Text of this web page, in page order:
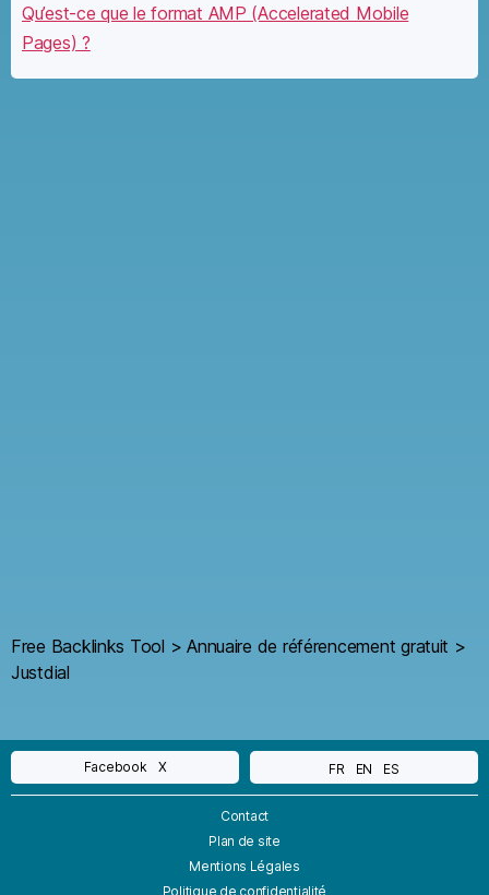
Qu’est-ce que le format AMP (Accelerated Mobile
Pages) ?
Free Backlinks Tool >Annuaire de référencement gratuit >
Justdial
Facebook X FR EN ES
Contact
Plan de site
Mentions Légales
Politique de confidentialité